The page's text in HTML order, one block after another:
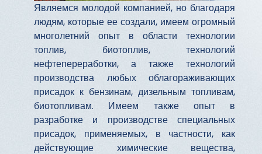
Являемся молодой компанией, но благодаря
людям, которые ее создали, имеем огромный
многолетний опыт в области технологии
топлив, биотоплив, технологий
нефтепереработки, а также технологий
производства любых облагораживающих
присадок к бензинам, дизельным топливам,
биотопливам. Имеем также опыт в
разработке и производстве специальных
присадок, применяемых, в частности, как
действующие химические вещества,